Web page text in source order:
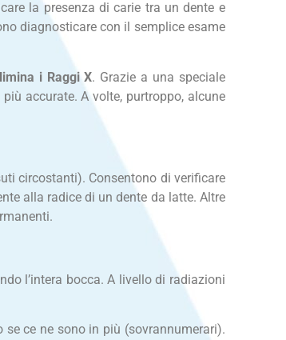
la presenza di carie tra un dente e
diagnosticare con il semplice esame
i Raggi X. Grazie a una speciale
accurate. A volte, purtroppo, alcune
circostanti). Consentono di verificare
alla radice di un dente da latte. Altre
l’intera bocca. A livello di radiazioni
ce ne sono in più (sovrannumerari).